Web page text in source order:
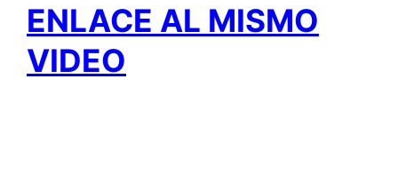
ENLACE AL MISMO
VIDEO